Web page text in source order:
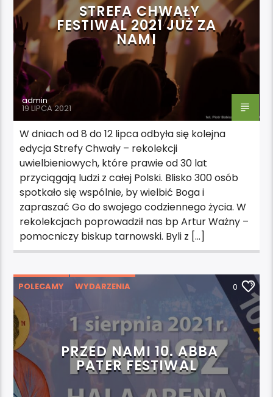
STREFA CHWAŁY
FESTIWAL 2021 JUŻ ZA
NAMI
admin
19 LIPCA 2021
W dniach od 8 do 12 lipca odbyła się kolejna
edycja Strefy Chwały – rekolekcji
uwielbieniowych, które prawie od 30 lat
przyciągają ludzi z całej Polski. Blisko 300 osób
spotkało się wspólnie, by wielbić Boga i
zapraszać Go do swojego codziennego życia. W
rekolekcjach poprowadził nas bp Artur Ważny –
pomocniczy biskup tarnowski. Byli z […]
POLECAMY WYDARZENIA 0
PRZED NAMI 10. ABBA
PATER FESTIWAL